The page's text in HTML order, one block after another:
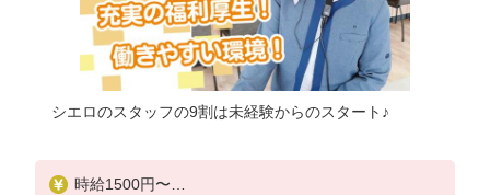
シエロのスタッフの9割は未経験からのスタート♪
時給1500円〜